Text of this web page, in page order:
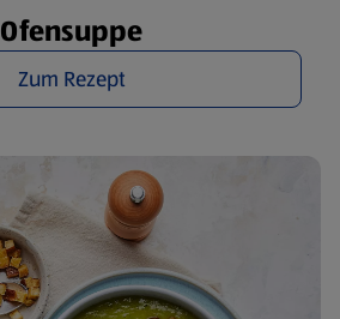
Ofensuppe
Zum Rezept